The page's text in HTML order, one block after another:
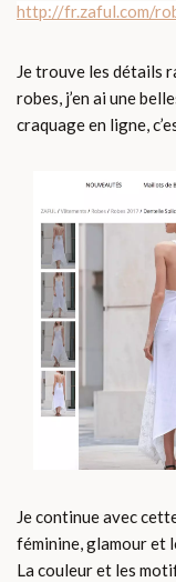
http://fr.zaful.com/
Je trouve les détails
robes, j’en ai une
craquage en ligne,
Je continue avec
féminine, glamour et
La couleur et les